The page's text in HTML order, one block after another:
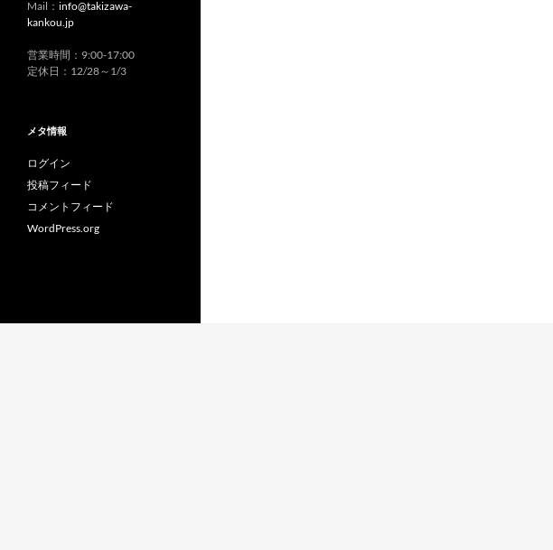
Mail： info@takizawa-
kankou.jp
営業時間：9:00-17:00
定休日：12/28～1/3
メタ情報
ログイン
投稿フィード
コメントフィード
WordPress.org